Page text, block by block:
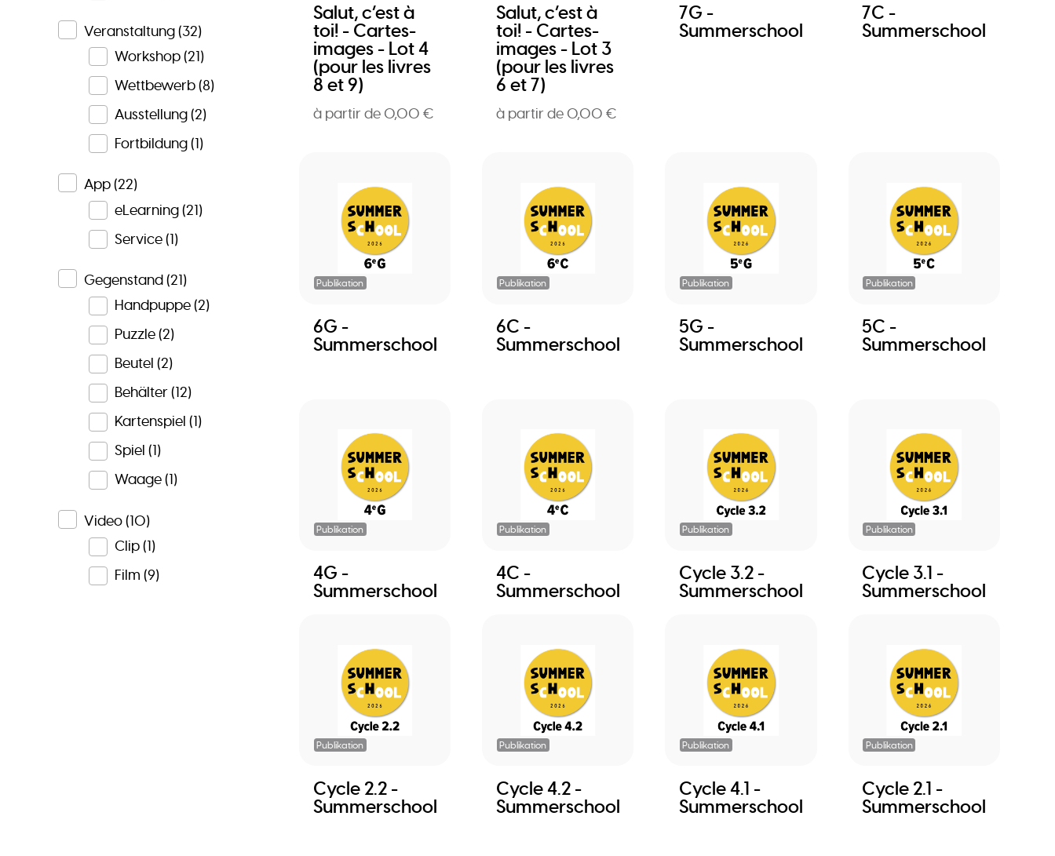
Salut, c’est à
toi! - Cartes-
images - Lot 4
(pour les livres
8 et 9)
à partir de 0,00 €
Salut, c’est à
toi! - Cartes-
images - Lot 3
(pour les livres
6 et 7)
à partir de 0,00 €
7G -
Summerschool
7C -
Summerschool
Publikation
6G -
Summerschool
Publikation
6C -
Summerschool
Publikation
5G -
Summerschool
Publikation
5C -
Summerschool
Publikation
4G -
Summerschool
Publikation
4C -
Summerschool
Publikation
Cycle 3.2 -
Summerschool
Publikation
Cycle 3.1 -
Summerschool
Publikation
Cycle 2.2 -
Summerschool
Publikation
Cycle 4.2 -
Summerschool
Publikation
Cycle 4.1 -
Summerschool
Publikation
Cycle 2.1 -
Summerschool
Veranstaltung(32)
Workshop (21)
Wettbewerb (8)
Ausstellung (2)
Fortbildung (1)
App(22)
eLearning (21)
Service (1)
Gegenstand(21)
Handpuppe (2)
Puzzle (2)
Beutel (2)
Behälter (12)
Kartenspiel (1)
Spiel (1)
Waage (1)
Video(10)
Clip (1)
Film (9)